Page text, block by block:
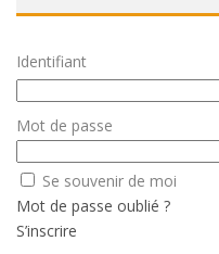
Identifiant
Mot de passe
Se souvenir de moi
Mot de passe oublié ?
S’inscrire